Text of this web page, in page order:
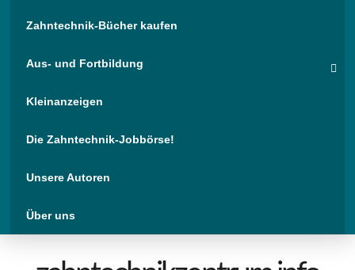
Zahntechnik-Bücher kaufen
Aus- und Fortbildung
Kleinanzeigen
Die Zahntechnik-Jobbörse!
Unsere Autoren
Über uns